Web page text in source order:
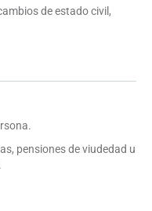
de estado civil,
pensiones de viudedad u